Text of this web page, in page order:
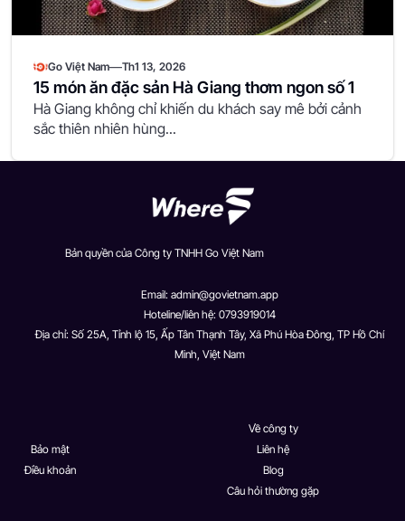
Go Việt Nam—Th1 13, 2026
15 món ăn đặc sản Hà Giang thơm ngon số 1
Hà Giang không chỉ khiến du khách say mê bởi cảnh
sắc thiên nhiên hùng...
Bản quyền của Công ty TNHH Go Việt Nam
Email: admin@govietnam.app
Hoteline/liên hệ: 0793919014
Địa chỉ: Số 25A, Tỉnh lộ 15, Ấp Tân Thạnh Tây, Xã Phú Hòa Đông, TP Hồ Chí
Minh, Việt Nam
Bảo mật
Điều khoản
Về công ty
Liên hệ
Blog
Câu hỏi thường gặp